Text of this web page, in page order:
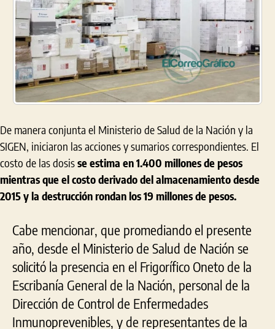
De manera conjunta el Ministerio de Salud de la Nación y la
SIGEN, iniciaron las acciones y sumarios correspondientes. El
costo de las dosisse estima en 1.400 millones de pesos
mientras que el costo derivado del almacenamiento desde
2015 y la destrucción rondan los 19 millones de pesos.
Cabe mencionar, que promediando el presente
año, desde el Ministerio de Salud de Nación se
solicitó la presencia en el Frigorífico Oneto de la
Escribanía General de la Nación, personal de la
Dirección de Control de Enfermedades
Inmunoprevenibles, y de representantes de la